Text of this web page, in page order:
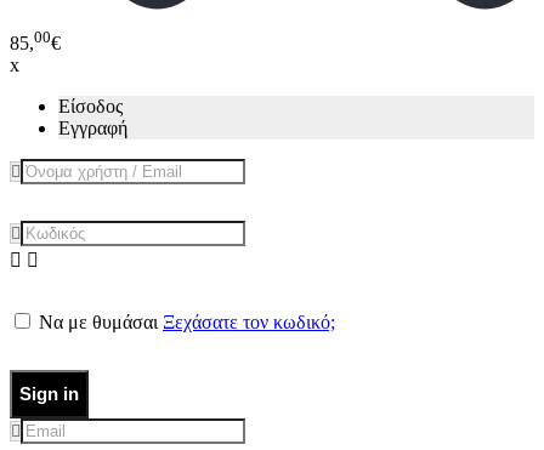
85,00€
x
Είσοδος
Εγγραφή
Να με θυμάσαι Ξεχάσατε τον κωδικό;
Sign in